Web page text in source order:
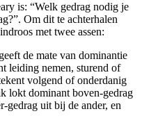
is: “Welk gedrag nodig je
Om dit te achterhalen
met twee assen:
de mate van dominantie
leiding nemen, sturend of
volgend of onderdanig
lokt dominant boven-gedrag
gedrag uit bij de ander, en